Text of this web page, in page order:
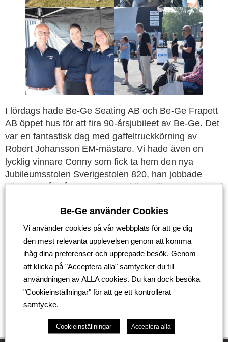
I lördags hade Be-Ge Seating AB och Be-Ge Frapett
AB öppet hus för att fira 90-årsjubileet av Be-Ge. Det
var en fantastisk dag med gaffeltruckkörning av
Robert Johansson EM-mästare. Vi hade även en
lycklig vinnare Conny som fick ta hem den nya
Jubileumsstolen Sverigestolen 820, han jobbade
nästan 50 år på Be-Ge Personbilar. Tillsammans med
puckrace och aktiviteter för barnen. Vi vill tacka
Robert Johansson för hans medverkan under dagen
och även IK Oskarshamn.
Tillbaka
Be-Ge använder Cookies
Vi använder cookies på vår webbplats för att ge dig
den mest relevanta upplevelsen genom att komma
ihåg dina preferenser och upprepade besök. Genom
att klicka på "Acceptera alla" samtycker du till
användningen av ALLA cookies. Du kan dock besöka
"Cookieinställningar" för att ge ett kontrollerat
samtycke.
Cookieinställningar Acceptera alla